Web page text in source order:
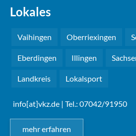
Lokales
Vaihingen Oberriexingen
Eberdingen Illingen
Landkreis Lokalsport
info[at]vkz.de | Tel.: 07042/91950
mehr erfahren